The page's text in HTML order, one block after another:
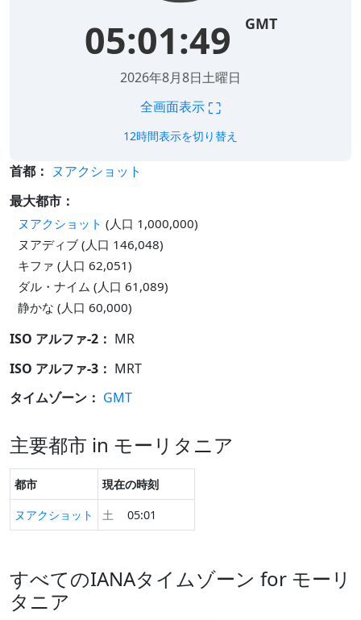
05:01:49 GMT
2026年8月8日土曜日
全画面表示 ⛶
12時間表示を切り替え
首都： ヌアクショット
最大都市：
ヌアクショット (人口 1,000,000)
ヌアディブ (人口 146,048)
キファ (人口 62,051)
ダル・ナイム (人口 61,089)
静かな (人口 60,000)
ISO アルファ-2： MR
ISO アルファ-3： MRT
タイムゾーン： GMT
主要都市 in モーリタニア
都市
現在の時刻
ヌアクショット
土 05:01
すべてのIANAタイムゾーン for モーリ
タニア